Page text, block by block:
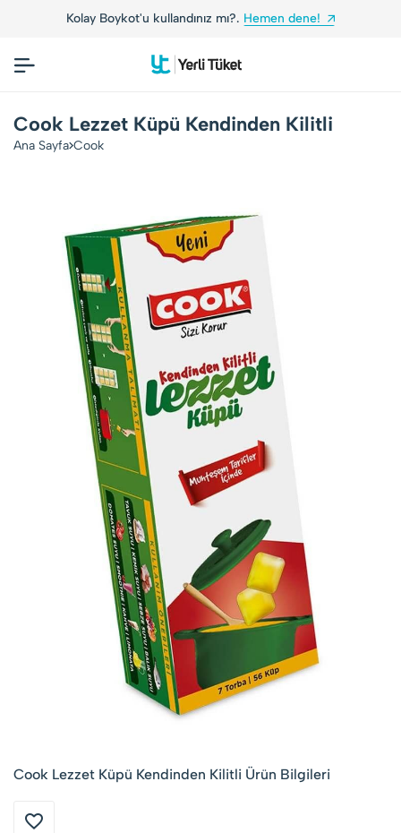
Kolay Boykot'u kullandınız mı?.Hemen dene!
Cook Lezzet Küpü Kendinden Kilitli
Ana Sayfa Cook
Cook Lezzet Küpü Kendinden Kilitli Ürün Bilgileri